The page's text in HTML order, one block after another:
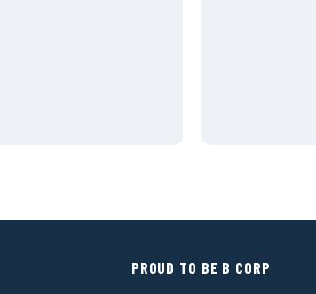
PROUD TO BE B CORP